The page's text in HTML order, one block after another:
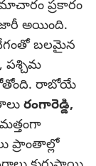
ప్రకారం
అయింది.
వేగంతో బలమైన
పశ్చిమ
రాబోయే
రంగారెడ్డి,
ప్రాంతాల్లో